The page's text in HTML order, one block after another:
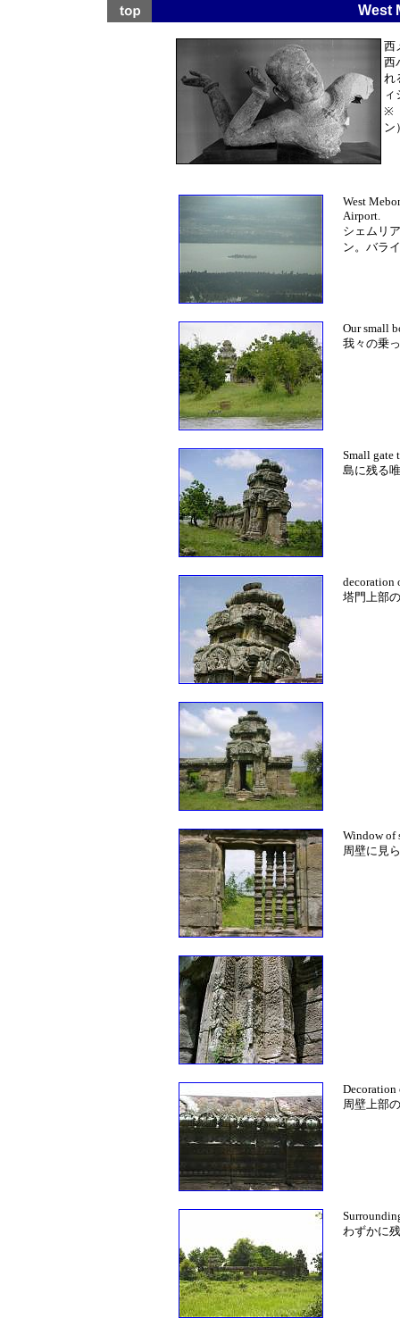
西
西
れ
※
ン
West
Airport.
シェムリ
ン。バラ
Our small
我々の乗
Small gate
島に残る
decoration
塔門上部
Window of
周壁に見
Decoration
周壁上部
わずかに